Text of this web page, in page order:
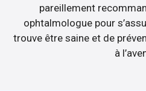
pareillement
ophtalmologue pour
trouve être saine et de
à